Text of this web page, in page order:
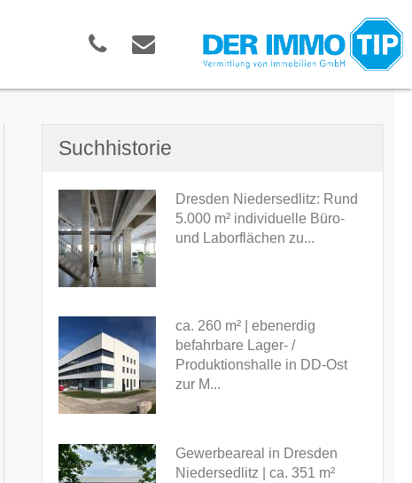
Suchhistorie
Dresden Niedersedlitz: Rund
5.000 m² individuelle Büro-
und Laborflächen zu...
ca. 260 m² | ebenerdig
befahrbare Lager- /
Produktionshalle in DD-Ost
zur M...
Gewerbeareal in Dresden
Niedersedlitz | ca. 351 m²